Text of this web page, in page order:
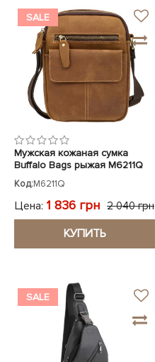
SALE
Мужская кожаная сумка
Buffalo Bags рыжая M6211Q
Код:M6211Q
Цена: 1 836 грн 2 040 грн
КУПИТЬ
SALE